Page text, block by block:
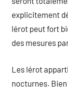
explicitement
lérot peut fort
des mesures
Les lérot
nocturnes.